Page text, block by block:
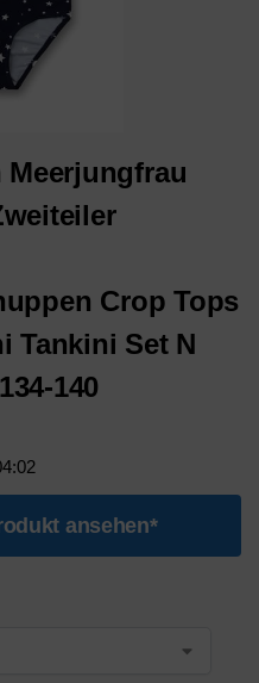
Crop Tops
Tankini Set N
140
ansehen*